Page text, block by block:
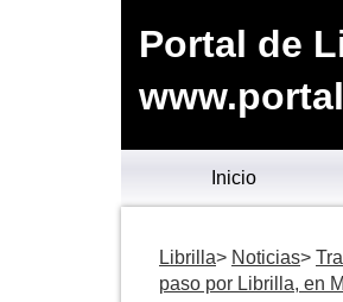
Portal de
Inicio
Librilla Noticias
paso por Librilla, en